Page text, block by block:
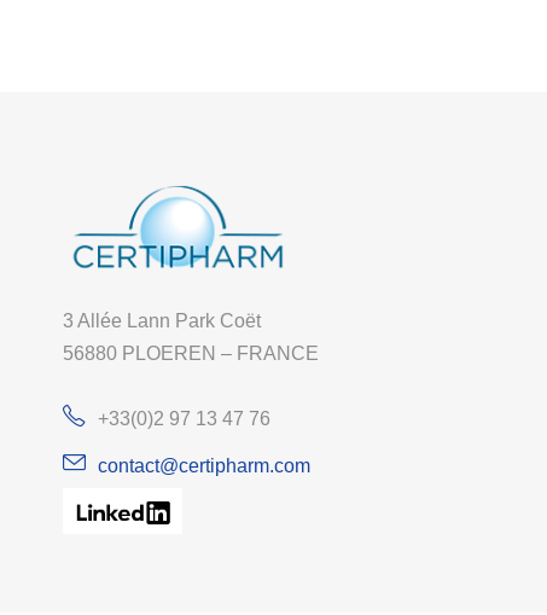
3 Allée Lann Park Coët
56880 PLOEREN – FRANCE
+33(0)2 97 13 47 76
contact@certipharm.com